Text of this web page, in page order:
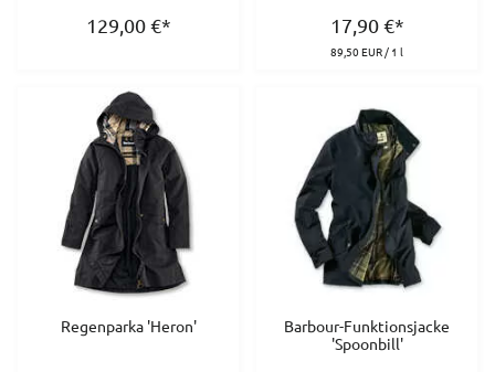
129,00€* 17,90€*
89,50 EUR / 1 l
Regenparka 'Heron'
Barbour-Funktionsjacke
'Spoonbill'